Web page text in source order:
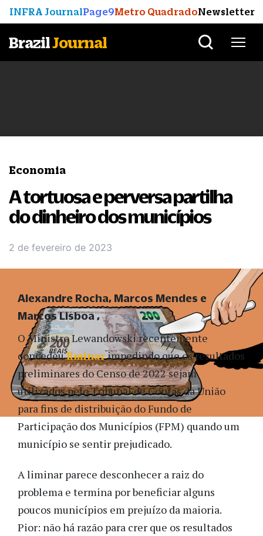
INFRA JournalPage9Metro QuadradoNewsletter
BrazilJournal
Economia
A tortuosa e perversa partilha
do dinheiro dos municípios
2 de fevereiro de 2023
O Ministro Lewandowski recentemente
concedeuliminarimpedindo que os resultados
preliminares do Censo de 2022 sejam
utilizados pelo Tribunal de Contas da União
para fins de distribuição do Fundo de
Participação dos Municípios (FPM) quando um
município se sentir prejudicado.
A liminar parece desconhecer a raiz do
problema e termina por beneficiar alguns
poucos municípios em prejuízo da maioria.
Pior: não há razão para crer que os resultados
Alexandre Rocha, Marcos Mendes e
Marcos Lisboa